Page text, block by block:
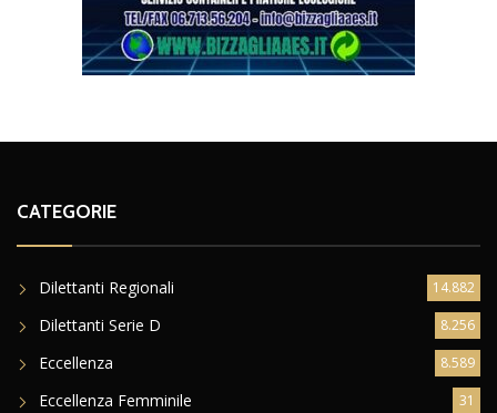
CATEGORIE
Dilettanti Regionali 14.882
Dilettanti Serie D 8.256
Eccellenza 8.589
Eccellenza Femminile 31